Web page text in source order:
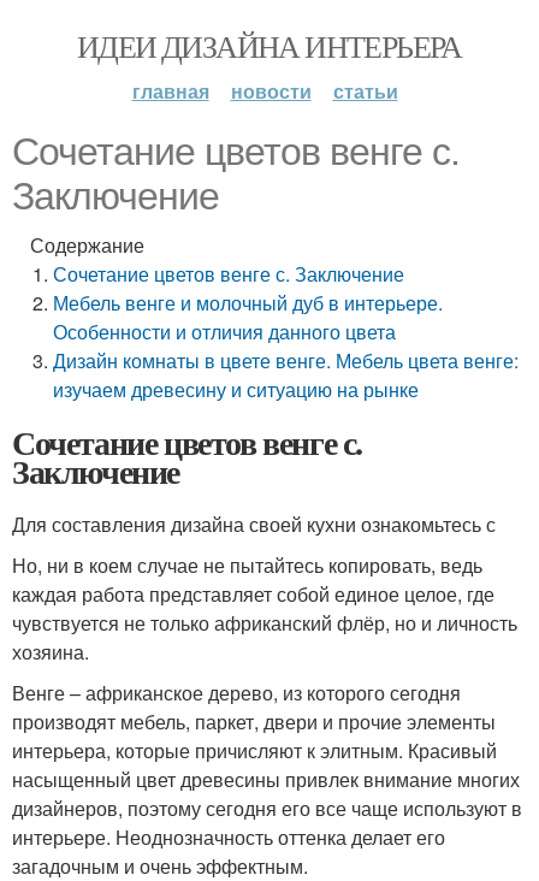
ИДЕИ ДИЗАЙНА ИНТЕРЬЕРА
главная новости статьи
Сочетание цветов венге с.
Заключение
Содержание
Сочетание цветов венге с. Заключение
Мебель венге и молочный дуб в интерьере.
Особенности и отличия данного цвета
Дизайн комнаты в цвете венге. Мебель цвета венге:
изучаем древесину и ситуацию на рынке
Сочетание цветов венге с.
Заключение
Для составления дизайна своей кухни ознакомьтесь с
Но, ни в коем случае не пытайтесь копировать, ведь
каждая работа представляет собой единое целое, где
чувствуется не только африканский флёр, но и личность
хозяина.
Венге – африканское дерево, из которого сегодня
производят мебель, паркет, двери и прочие элементы
интерьера, которые причисляют к элитным. Красивый
насыщенный цвет древесины привлек внимание многих
дизайнеров, поэтому сегодня его все чаще используют в
интерьере. Неоднозначность оттенка делает его
загадочным и очень эффектным.